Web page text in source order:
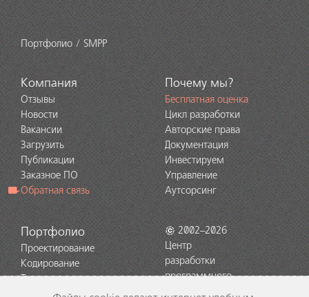
Портфолио SMPP
Компания
Отзывы
Новости
Вакансии
Загрузить
Публикации
Заказное ПО
Обратная связь
Почему мы?
Бесплатная оценка
Цикл разработки
Авторские права
Документация
Инвестируем
Управление
Аутсорсинг
Портфолио
Проектирование
Кодирование
Тестирование
Поддержка
2002–2026
Центр
разработки
программного